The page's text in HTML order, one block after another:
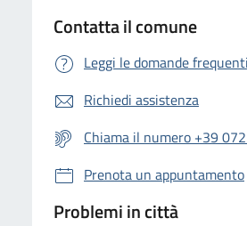
Contatta il comune
Leggi le domande frequenti
Richiedi assistenza
Chiama il numero +39
Prenota un appuntamento
Problemi in città